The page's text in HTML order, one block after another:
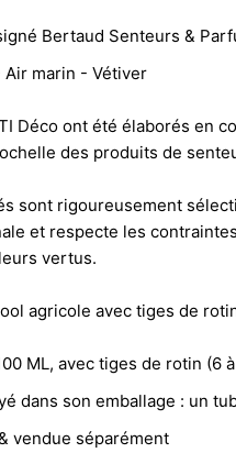
Bertaud Senteurs &
Air marin - Vétiver
Déco ont été élaborés en
des produits de
sont rigoureusement
et respecte les
vertus.
agricole avec tiges de
ML, avec tiges de rotin (6
dans son emballage : un
vendue séparément